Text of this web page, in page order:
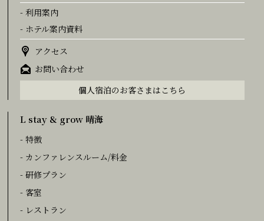
- 利用案内
- ホテル案内資料
アクセス
お問い合わせ
個人宿泊のお客さまはこちら
L stay & grow 晴海
- 特徴
- カンファレンスルーム/料金
- 研修プラン
- 客室
- レストラン